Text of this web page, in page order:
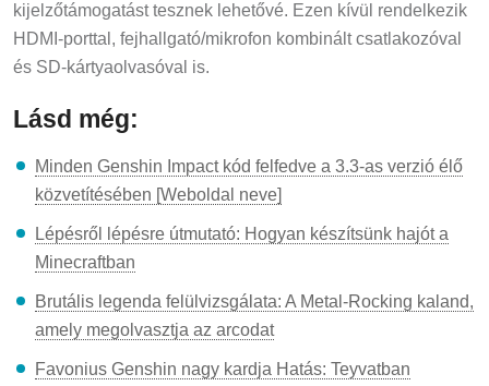
kijelzőtámogatást tesznek lehetővé. Ezen kívül rendelkezik
HDMI-porttal, fejhallgató/mikrofon kombinált csatlakozóval
és SD-kártyaolvasóval is.
Lásd még:
Minden Genshin Impact kód felfedve a 3.3-as verzió élő
közvetítésében [Weboldal neve]
Lépésről lépésre útmutató: Hogyan készítsünk hajót a
Minecraftban
Brutális legenda felülvizsgálata: A Metal-Rocking kaland,
amely megolvasztja az arcodat
Favonius Genshin nagy kardja Hatás: Teyvatban